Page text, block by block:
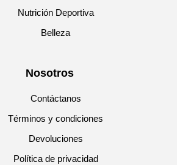
Nutrición Deportiva
Belleza
Nosotros
Contáctanos
Términos y condiciones
Devoluciones
Política de privacidad